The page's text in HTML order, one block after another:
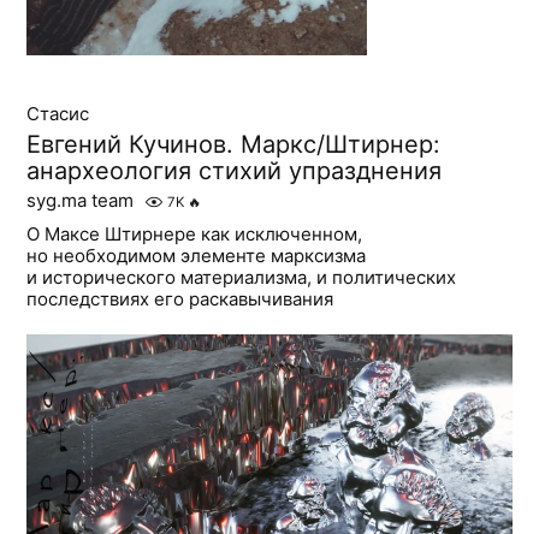
Стасис
Евгений Кучинов. Маркс/Штирнер:
анархеология стихий упразднения
syg.ma team 7K 🔥
О Максе Штирнере как исключенном,
но необходимом элементе марксизма
и исторического материализма, и политических
последствиях его раскавычивания